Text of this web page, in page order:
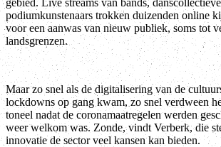
podiumkunstenaars trokken duizenden online
voor een aanwas van nieuw publiek, soms tot
landsgrenzen.
Maar zo snel als de digitalisering van de
lockdowns op gang kwam, zo snel verdween
toneel nadat de coronamaatregelen werden
weer welkom was. Zonde, vindt Verberk, die
innovatie de sector veel kansen kan bieden.